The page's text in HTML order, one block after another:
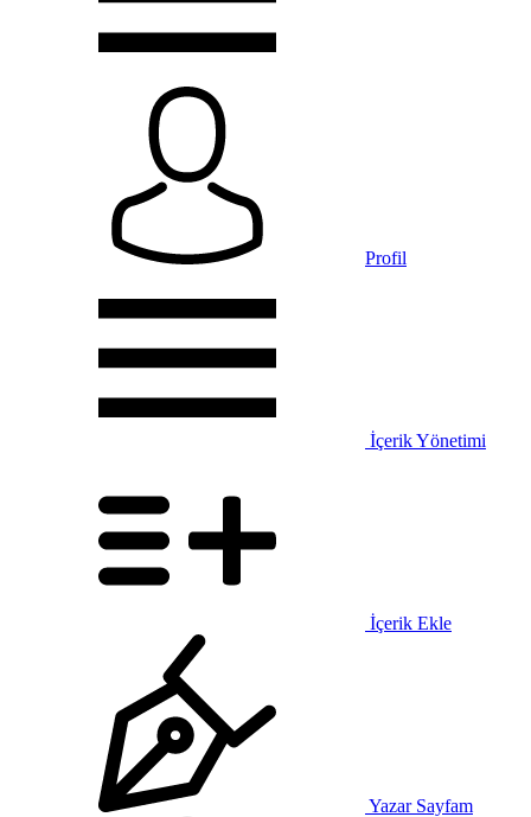
Profil
İçerik Yönetimi
İçerik Ekle
Yazar Sayfam